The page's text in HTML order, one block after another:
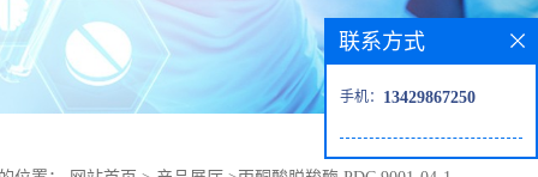
联系方式
手机： 13429867250